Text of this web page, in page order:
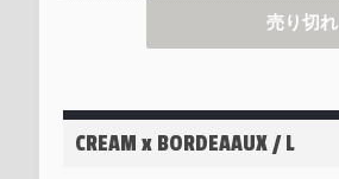
売り切れ
CREAM x BORDEAAUX / L